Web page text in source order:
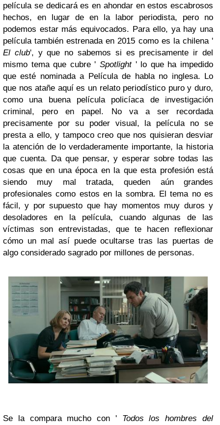
película se dedicará es en ahondar en estos escabrosos
hechos, en lugar de en la labor periodista, pero no
podemos estar más equivocados. Para ello, ya hay una
película también estrenada en 2015 como es la chilena '
El club', y que no sabemos si es precisamente ir del
mismo tema que cubre ' Spotlight' lo que ha impedido
que esté nominada a Película de habla no inglesa. Lo
que nos atañe aquí es un relato periodístico puro y duro,
como una buena película policíaca de investigación
criminal, pero en papel. No va a ser recordada
precisamente por su poder visual, la película no se
presta a ello, y tampoco creo que nos quisieran desviar
la atención de lo verdaderamente importante, la historia
que cuenta. Da que pensar, y esperar sobre todas las
cosas que en una época en la que esta profesión está
siendo muy mal tratada, queden aún grandes
profesionales como estos en la sombra. El tema no es
fácil, y por supuesto que hay momentos muy duros y
desoladores en la película, cuando algunas de las
víctimas son entrevistadas, que te hacen reflexionar
cómo un mal así puede ocultarse tras las puertas de
algo considerado sagrado por millones de personas.
Se la compara mucho con ' Todos los hombres del